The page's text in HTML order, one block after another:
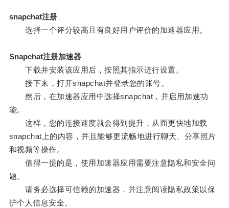
snapchat注册
选择一个评分较高且有良好用户评价的加速器应用。
Snapchat注册加速器
下载并安装该应用后，按照其指示进行设置。
接下来，打开snapchat并登录您的账号。
然后，在加速器应用中选择snapchat，并启用加速功
能。
这样，您的连接速度就会得到提升，从而更快地加载
snapchat上的内容，并且能够更流畅地进行聊天、分享照片
和视频等操作。
值得一提的是，使用加速器应用需要注意隐私和安全问
题。
请务必选择可信赖的加速器，并注意阅读隐私政策以保
护个人信息安全。